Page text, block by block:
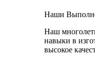
Наши
Наш
навыки в
высокое